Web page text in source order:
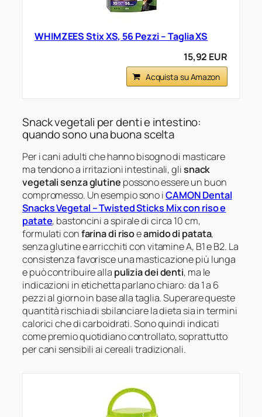
WHIMZEES Stix XS, 56 Pezzi – Taglia XS
15,92 EUR
Acquista su Amazon
Snack vegetali per denti e intestino:
quando sono una buona scelta
Per i cani adulti che hanno bisogno di masticare
ma tendono a irritazioni intestinali, glisnack
vegetali senza glutine possono essere un buon
compromesso. Un esempio sono iCAMON Dental
Snacks Vegetal – Twisted Sticks Mix con riso e
patate, bastoncini a spirale di circa 10 cm,
formulati confarina di risoeamido di patata,
senza glutine e arricchiti con vitamine A, B1 e B2. La
consistenza favorisce una masticazione più lunga
e può contribuire alla pulizia dei denti, ma le
indicazioni in etichetta parlano chiaro: da 1 a 6
pezzi al giorno in base alla taglia. Superare queste
quantità rischia di sbilanciare la dieta sia in termini
calorici che di carboidrati. Sono quindi indicati
come premio quotidiano controllato, soprattutto
per cani sensibili ai cereali tradizionali.